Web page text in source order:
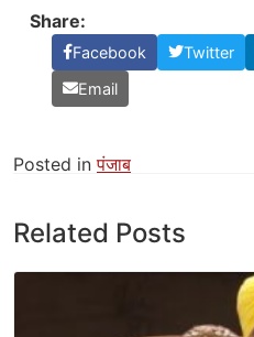
Share:
Facebook Twitter
Email
Posted inपंजाब
Related Posts